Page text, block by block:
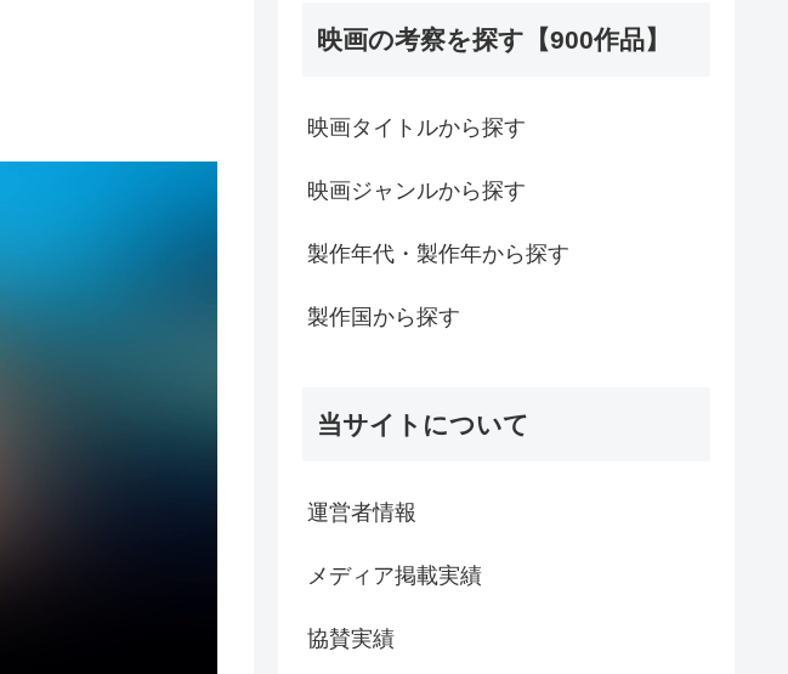
映画の考察を探す【900作品】
映画タイトルから探す
映画ジャンルから探す
製作年代・製作年から探す
製作国から探す
当サイトについて
運営者情報
メディア掲載実績
協賛実績